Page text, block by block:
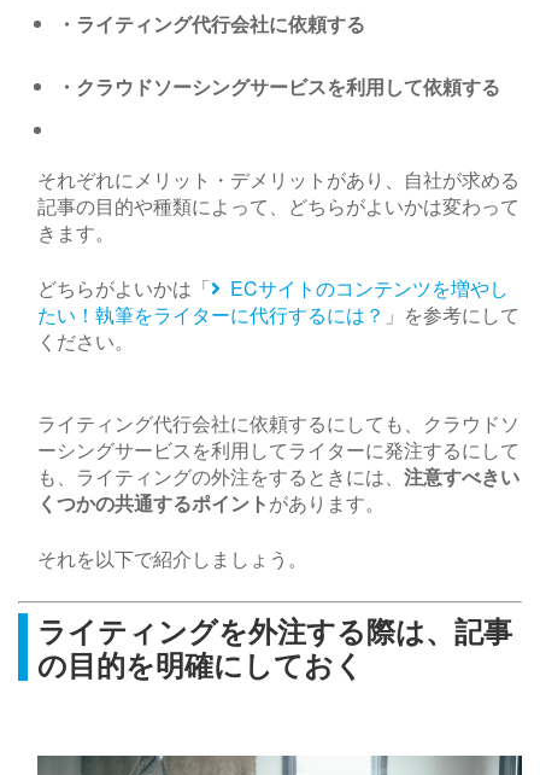
・ライティング代行会社に依頼する
・クラウドソーシングサービスを利用して依頼する
それぞれにメリット・デメリットがあり、自社が求める
記事の目的や種類によって、どちらがよいかは変わって
きます。
どちらがよいかは「
ECサイトのコンテンツを増やし
たい！執筆をライターに代行するには？ 」を参考にして
ください。
ライティング代行会社に依頼するにしても、クラウドソ
ーシングサービスを利用してライターに発注するにして
も、ライティングの外注をするときには、 注意すべきい
くつかの共通するポイントがあります。
それを以下で紹介しましょう。
ライティングを外注する際は、記事
の目的を明確にしておく